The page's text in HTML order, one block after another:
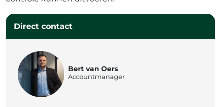
Direct contact
Bert van Oers
Accountmanager